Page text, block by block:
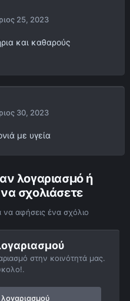
25, 2023
και καθαρούς
30, 2023
με υγεία
λογαριασμό ή
σχολιάσετε
να αφήσεις ένα σχόλιο
στην κοινότητά μας.